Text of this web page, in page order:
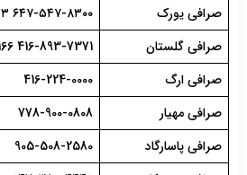
صرافی یورک
۶۴۷-۵۴۷-۸۳۰۰ ۶۴۷-۶۶۷-۳۰۳۳
صرافی گلستان
416-893-7371 647-847-1166
صرافی ارگ
416-224-0000
صرافی مهیار
778-900-0808
صرافی پاسارگاد
905-508-2580